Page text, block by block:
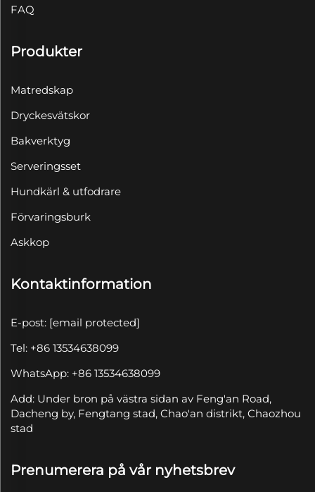
FAQ
Produkter
Matredskap
Dryckesvätskor
Bakverktyg
Serveringsset
Hundkärl & utfodrare
Förvaringsburk
Askkop
Kontaktinformation
E-post: [email protected]
Tel: +86 13534638099
WhatsApp: +86 13534638099
Add: Under bron på västra sidan av Feng'an Road,
Dacheng by, Fengtang stad, Chao'an distrikt, Chaozhou
stad
Prenumerera på vår nyhetsbrev